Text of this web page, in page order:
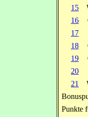
15
16
17
18
19
20
21
Punkte